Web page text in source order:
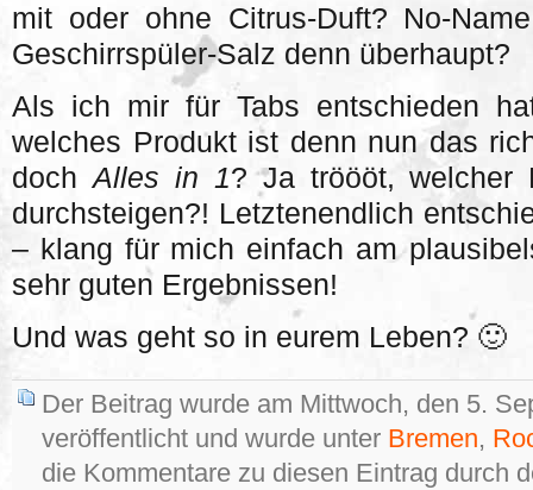
mit oder ohne Citrus-Duft? No-
Geschirrspüler-Salz denn überhaupt?
Als ich mir für Tabs entschieden
welches Produkt ist denn nun das
dochAlles in 1? Ja tröööt, welcher
durchsteigen?! Letztenendlich
– klang für mich einfach am
sehr guten Ergebnissen!
Und was geht so in eurem Leben? 🙂
Der Beitrag wurde am Mittwoch, den 5.
veröffentlicht und wurde unter Bremen,
die Kommentare zu diesen Eintrag durch